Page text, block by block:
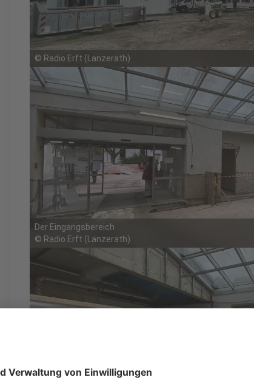
© Radio Erft (Lanzerath)
Der Eingangsbereich
© Radio Erft (Lanzerath)